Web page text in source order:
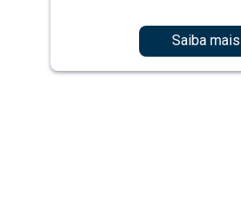
Saiba mais